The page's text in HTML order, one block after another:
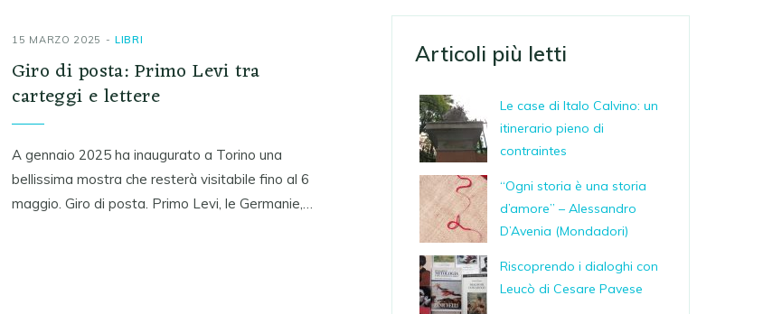
15 MARZO 2025 LIBRI
Giro di posta: Primo Levi tra
carteggi e lettere
A gennaio 2025 ha inaugurato a Torino una
bellissima mostra che resterà visitabile fino al 6
maggio. Giro di posta. Primo Levi, le Germanie,…
Articoli più letti
Le case di Italo Calvino: un
itinerario pieno di
contraintes
“Ogni storia è una storia
d’amore” – Alessandro
D’Avenia (Mondadori)
Riscoprendo i dialoghi con
Leucò di Cesare Pavese